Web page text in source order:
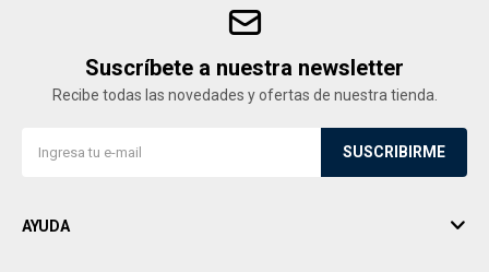
Suscríbete a nuestra newsletter
Recibe todas las novedades y ofertas de nuestra tienda.
SUSCRIBIRME
AYUDA